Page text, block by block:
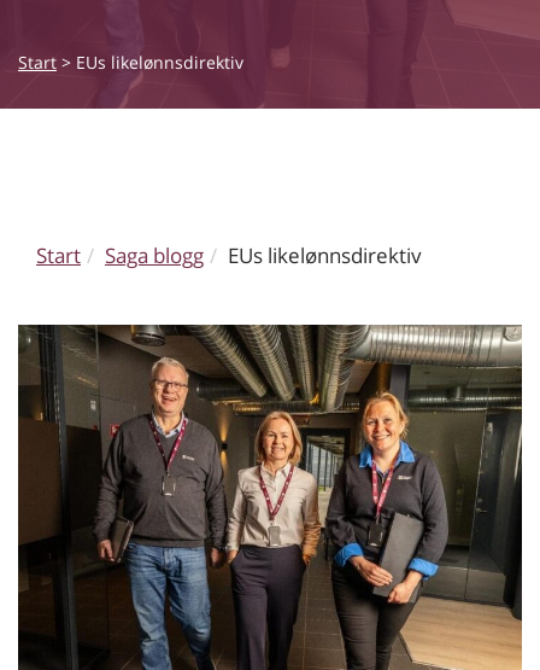
Start > EUs likelønnsdirektiv
Start Saga blogg EUs likelønnsdirektiv